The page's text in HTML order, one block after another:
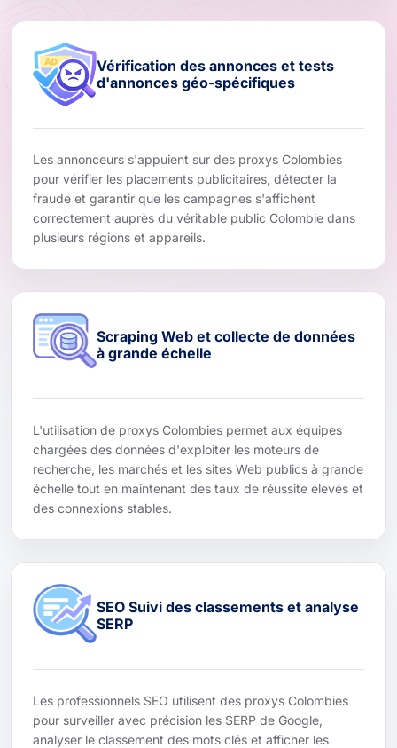
Vérification des annonces et tests
d'annonces géo-spécifiques
Les annonceurs s'appuient sur des proxys Colombies
pour vérifier les placements publicitaires, détecter la
fraude et garantir que les campagnes s'affichent
correctement auprès du véritable public Colombie dans
plusieurs régions et appareils.
Scraping Web et collecte de données
à grande échelle
L'utilisation de proxys Colombies permet aux équipes
chargées des données d'exploiter les moteurs de
recherche, les marchés et les sites Web publics à grande
échelle tout en maintenant des taux de réussite élevés et
des connexions stables.
SEO Suivi des classements et analyse
SERP
Les professionnels SEO utilisent des proxys Colombies
pour surveiller avec précision les SERP de Google,
analyser le classement des mots clés et afficher les